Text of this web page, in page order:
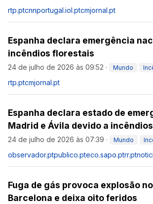
rtp.ptcnnportugal.iol.ptcmjornal.pt
Espanha declara emergência
incêndios florestais
24 de julho de 2026 às 09:52 · Mundo
rtp.ptcmjornal.pt
Espanha declara estado de
Madrid e Ávila devido a
24 de julho de 2026 às 07:39 · Mundo
observador.ptpublico.pteco.sapo.ptrr.pt
Fuga de gás provoca explosão
Barcelona e deixa oito feridos